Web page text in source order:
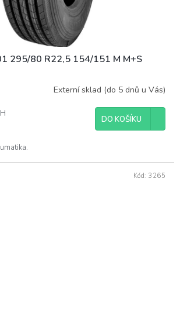
295/80 R22,5 154/151 M M+S
Externí sklad (do 5 dnů u Vás)
DO KOŠÍKU
Kód: 3265